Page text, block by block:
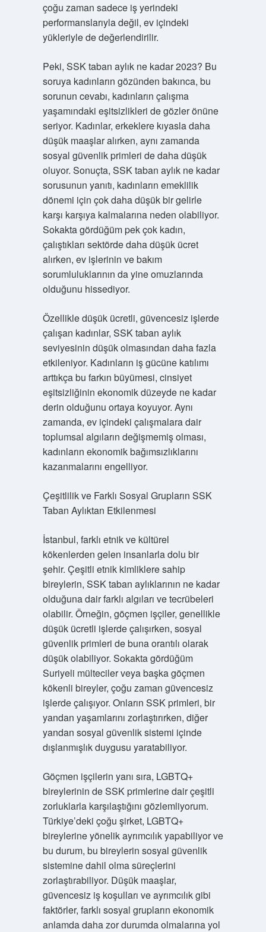
çoğu zaman sadece iş yerindeki
performanslarıyla değil, ev içindeki
yükleriyle de değerlendirilir.
Peki, SSK taban aylık ne kadar 2023? Bu
soruya kadınların gözünden bakınca, bu
sorunun cevabı, kadınların çalışma
yaşamındaki eşitsizlikleri de gözler önüne
seriyor. Kadınlar, erkeklere kıyasla daha
düşük maaşlar alırken, aynı zamanda
sosyal güvenlik primleri de daha düşük
oluyor. Sonuçta, SSK taban aylık ne kadar
sorusunun yanıtı, kadınların emeklilik
dönemi için çok daha düşük bir gelirle
karşı karşıya kalmalarına neden olabiliyor.
Sokakta gördüğüm pek çok kadın,
çalıştıkları sektörde daha düşük ücret
alırken, ev işlerinin ve bakım
sorumluluklarının da yine omuzlarında
olduğunu hissediyor.
Özellikle düşük ücretli, güvencesiz işlerde
çalışan kadınlar, SSK taban aylık
seviyesinin düşük olmasından daha fazla
etkileniyor. Kadınların iş gücüne katılımı
arttıkça bu farkın büyümesi, cinsiyet
eşitsizliğinin ekonomik düzeyde ne kadar
derin olduğunu ortaya koyuyor. Aynı
zamanda, ev içindeki çalışmalara dair
toplumsal algıların değişmemiş olması,
kadınların ekonomik bağımsızlıklarını
kazanmalarını engelliyor.
Çeşitlilik ve Farklı Sosyal Grupların SSK
Taban Aylıktan Etkilenmesi
İstanbul, farklı etnik ve kültürel
kökenlerden gelen insanlarla dolu bir
şehir. Çeşitli etnik kimliklere sahip
bireylerin, SSK taban aylıklarının ne kadar
olduğuna dair farklı algıları ve tecrübeleri
olabilir. Örneğin, göçmen işçiler, genellikle
düşük ücretli işlerde çalışırken, sosyal
güvenlik primleri de buna orantılı olarak
düşük olabiliyor. Sokakta gördüğüm
Suriyeli mülteciler veya başka göçmen
kökenli bireyler, çoğu zaman güvencesiz
işlerde çalışıyor. Onların SSK primleri, bir
yandan yaşamlarını zorlaştırırken, diğer
yandan sosyal güvenlik sistemi içinde
dışlanmışlık duygusu yaratabiliyor.
Göçmen işçilerin yanı sıra, LGBTQ+
bireylerinin de SSK primlerine dair çeşitli
zorluklarla karşılaştığını gözlemliyorum.
Türkiye’deki çoğu şirket, LGBTQ+
bireylerine yönelik ayrımcılık yapabiliyor ve
bu durum, bu bireylerin sosyal güvenlik
sistemine dahil olma süreçlerini
zorlaştırabiliyor. Düşük maaşlar,
güvencesiz iş koşulları ve ayrımcılık gibi
faktörler, farklı sosyal grupların ekonomik
anlamda daha zor durumda olmalarına yol